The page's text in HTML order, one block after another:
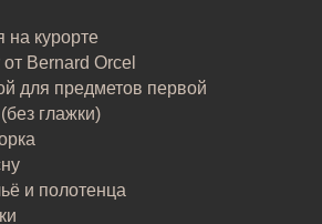
на курорте
Bernard Orcel
для предметов первой
глажки)
и полотенца